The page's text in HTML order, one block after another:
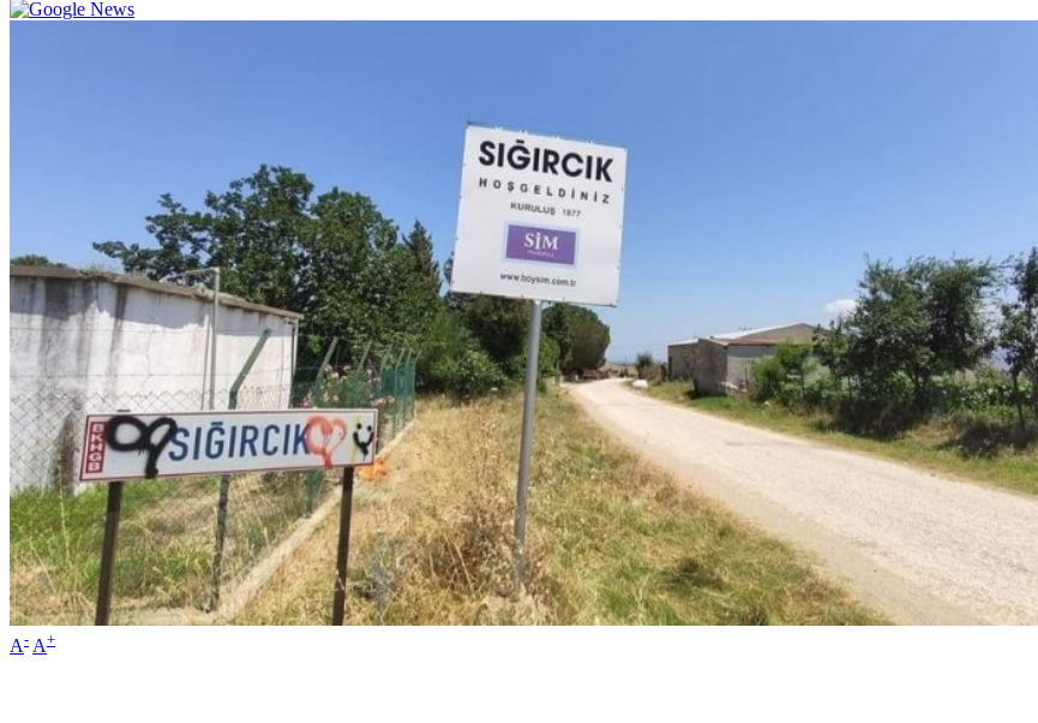
A- A+